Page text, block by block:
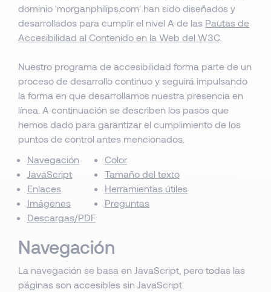
dominio 'morganphilips.com' han sido diseñados y
desarrollados para cumplir el nivel A de las Pautas de
Accesibilidad al Contenido en la Web del W3C.
Nuestro programa de accesibilidad forma parte de un
proceso de desarrollo continuo y seguirá impulsando
la forma en que desarrollamos nuestra presencia en
línea. A continuación se describen los pasos que
hemos dado para garantizar el cumplimiento de los
puntos de control antes mencionados.
Navegación
JavaScript
Enlaces
Imágenes
Descargas/PDF
Color
Tamaño del texto
Herramientas útiles
Preguntas
Navegación
La navegación se basa en JavaScript, pero todas las
páginas son accesibles sin JavaScript.